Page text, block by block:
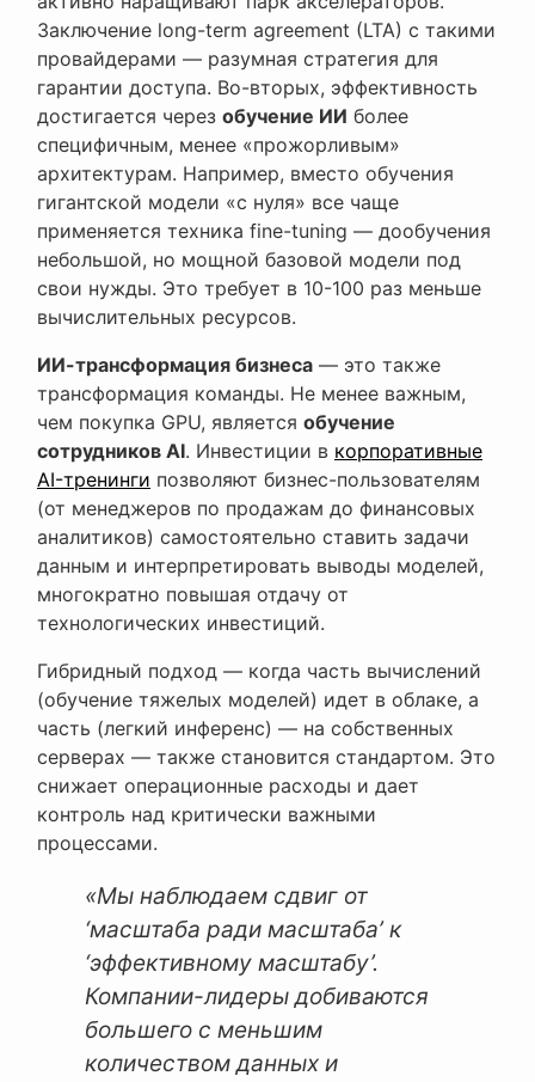
Заключение long-term agreement (LTA) с такими
провайдерами — разумная стратегия для
гарантии доступа. Во-вторых, эффективность
достигается через обучение ИИ более
специфичным, менее «прожорливым»
архитектурам. Например, вместо обучения
гигантской модели «с нуля» все чаще
применяется техника fine-tuning — дообучения
небольшой, но мощной базовой модели под
свои нужды. Это требует в 10-100 раз меньше
вычислительных ресурсов.
ИИ-трансформация бизнеса — это также
трансформация команды. Не менее важным,
чем покупка GPU, является обучение
сотрудников AI. Инвестиции в корпоративные
AI-тренинги позволяют бизнес-пользователям
(от менеджеров по продажам до финансовых
аналитиков) самостоятельно ставить задачи
данным и интерпретировать выводы моделей,
многократно повышая отдачу от
технологических инвестиций.
Гибридный подход — когда часть вычислений
(обучение тяжелых моделей) идет в облаке, а
часть (легкий инференс) — на собственных
серверах — также становится стандартом. Это
снижает операционные расходы и дает
контроль над критически важными
процессами.
«Мы наблюдаем сдвиг от
‘масштаба ради масштаба’ к
‘эффективному масштабу’.
Компании-лидеры добиваются
большего с меньшим
количеством данных и